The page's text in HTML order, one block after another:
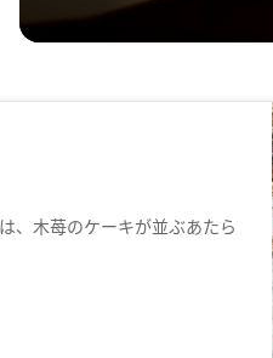
、木苺のケーキが並ぶあたら